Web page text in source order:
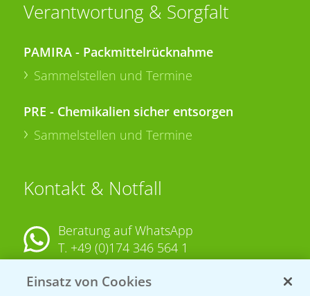
Verantwortung & Sorgfalt
PAMIRA - Packmittelrücknahme
Sammelstellen und Termine
PRE - Chemikalien sicher entsorgen
Sammelstellen und Termine
Kontakt & Notfall
Beratung auf WhatsApp
T. +49 (0)174 346 564 1
KONTAKT
Einsatz von Cookies